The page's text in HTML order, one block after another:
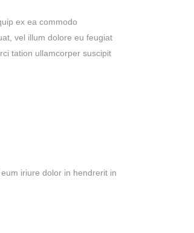
ex ea commodo
vel illum dolore eu feugiat
tation ullamcorper suscipit
iriure dolor in hendrerit in